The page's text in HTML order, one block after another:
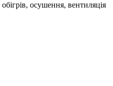
осушення, вентиляція